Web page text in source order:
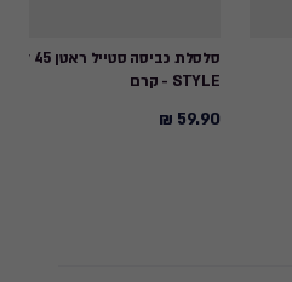
סלסלת כביסה סטייל
STYLE - קרם
59.90
59.90 ₪